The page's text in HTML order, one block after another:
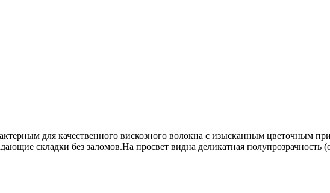
для качественного вискозного волокна с изысканным цветочным
складки без заломов.На просвет видна деликатная полупрозрачность